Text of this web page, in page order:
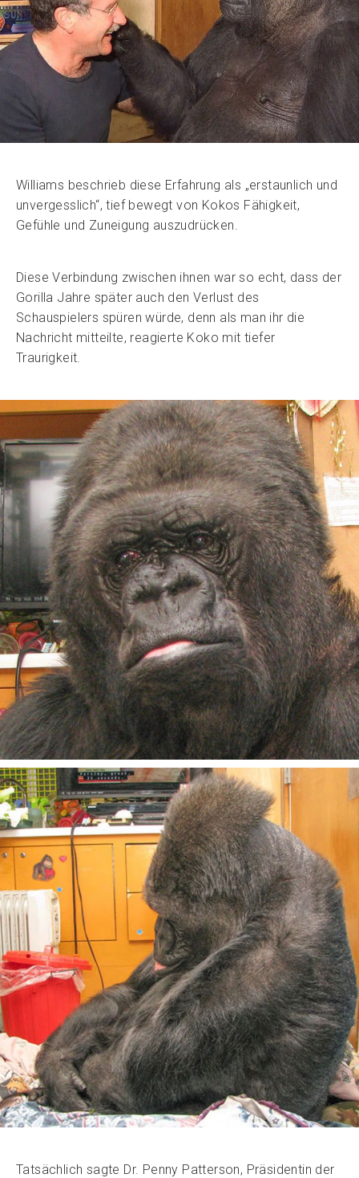
Williams beschrieb diese Erfahrung als „erstaunlich und
unvergesslich“, tief bewegt von Kokos Fähigkeit,
Gefühle und Zuneigung auszudrücken.
Diese Verbindung zwischen ihnen war so echt, dass der
Gorilla Jahre später auch den Verlust des
Schauspielers spüren würde, denn als man ihr die
Nachricht mitteilte, reagierte Koko mit tiefer
Traurigkeit.
Tatsächlich sagte Dr. Penny Patterson, Präsidentin der